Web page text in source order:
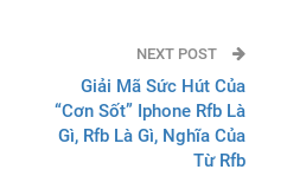
NEXT POST
Giải Mã Sức Hút Của
“Cơn Sốt” Iphone Rfb Là
Gì, Rfb Là Gì, Nghĩa Của
Từ Rfb